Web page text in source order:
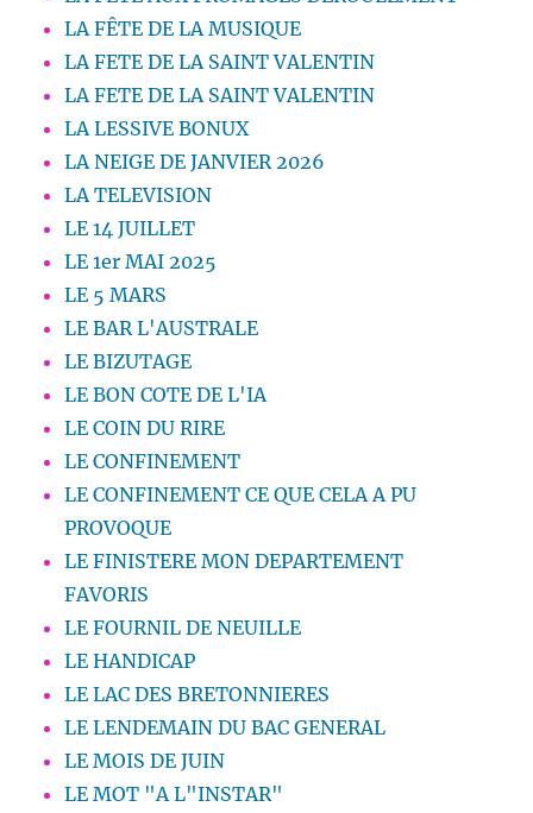
LA FÊTE DE LA MUSIQUE
LA FETE DE LA SAINT VALENTIN
LA FETE DE LA SAINT VALENTIN
LA LESSIVE BONUX
LA NEIGE DE JANVIER 2026
LA TELEVISION
LE 14 JUILLET
LE 1er MAI 2025
LE 5 MARS
LE BAR L'AUSTRALE
LE BIZUTAGE
LE BON COTE DE L'IA
LE COIN DU RIRE
LE CONFINEMENT
LE CONFINEMENT CE QUE CELA A PU
PROVOQUE
LE FINISTERE MON DEPARTEMENT
FAVORIS
LE FOURNIL DE NEUILLE
LE HANDICAP
LE LAC DES BRETONNIERES
LE LENDEMAIN DU BAC GENERAL
LE MOIS DE JUIN
LE MOT "A L"INSTAR"